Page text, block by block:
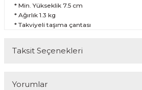
* Min. Yükseklik 7.5 cm
* Ağırlık 1.3 kg
* Takviyeli taşıma çantası
Taksit Seçenekleri
Yorumlar